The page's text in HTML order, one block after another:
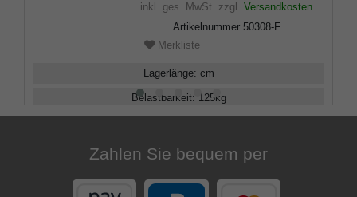
inkl. ges. MwSt. zzgl. Versandkosten
Artikelnummer 50308-F
Merkliste
Lagerlänge: cm
Belastbarkeit: 125kg
Zahlen Sie bequem per